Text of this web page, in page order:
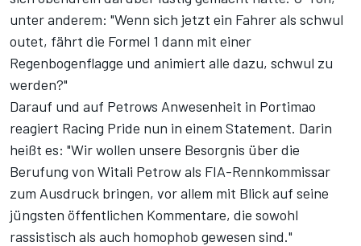
unter anderem: "Wenn sich jetzt ein Fahrer als schwul
outet, fährt die Formel 1 dann mit einer
Regenbogenflagge und animiert alle dazu, schwul zu
werden?"
Darauf und auf Petrows Anwesenheit in Portimao
reagiert Racing Pride nun in einem Statement. Darin
heißt es: "Wir wollen unsere Besorgnis über die
Berufung von Witali Petrow als FIA-Rennkommissar
zum Ausdruck bringen, vor allem mit Blick auf seine
jüngsten öffentlichen Kommentare, die sowohl
rassistisch als auch homophob gewesen sind."